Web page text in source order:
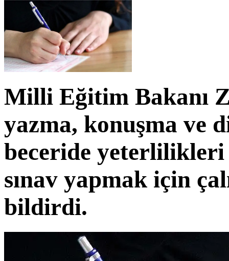
Milli Eğitim Bakanı
yazma, konuşma ve
beceride
sınav yapmak için
bildirdi.